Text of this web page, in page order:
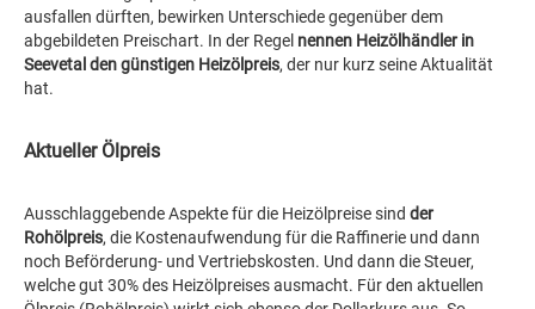
ausfallen dürften, bewirken Unterschiede gegenüber dem
abgebildeten Preischart. In der Regel nennen Heizölhändler in
Seevetal den günstigen Heizölpreis, der nur kurz seine Aktualität
hat.
Aktueller Ölpreis
Ausschlaggebende Aspekte für die Heizölpreise sind der
Rohölpreis, die Kostenaufwendung für die Raffinerie und dann
noch Beförderung- und Vertriebskosten. Und dann die Steuer,
welche gut 30% des Heizölpreises ausmacht. Für den aktuellen